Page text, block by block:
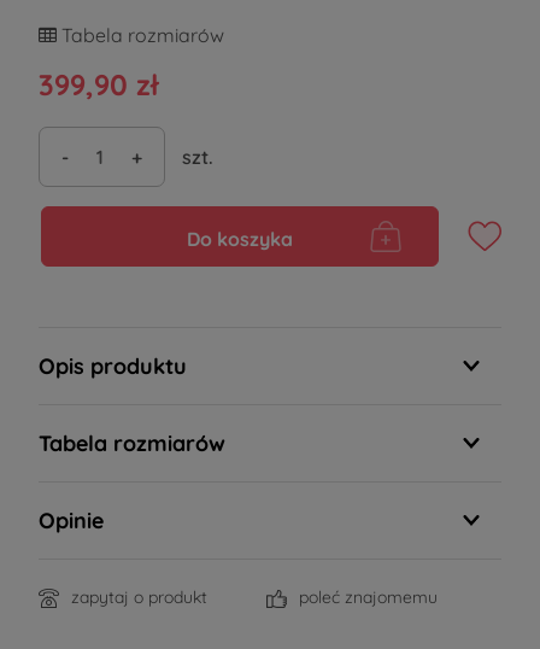
Tabela rozmiarów
399,90 zł
- + szt.
Do koszyka
Opis produktu
Tabela rozmiarów
Opinie
zapytaj o produkt poleć znajomemu